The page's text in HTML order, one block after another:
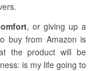
, or giving up a
buy from Amazon is
the product will be
is my life going to